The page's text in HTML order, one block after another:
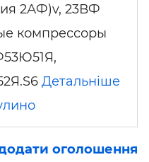
2АФ)v, 23ВФ
компрессоры
Детальніше
оголошення